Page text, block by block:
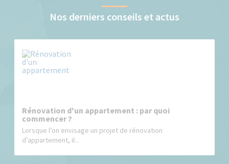
Nos derniers conseils et actus
Rénovation d'un appartement : par quoi
commencer ?
Lorsque l’on envisage un projet de rénovation
d’appartement, il...